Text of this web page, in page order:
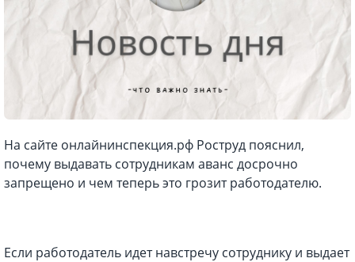
На сайте онлайнинспекция.рф Роструд пояснил,
почему выдавать сотрудникам аванс досрочно
запрещено и чем теперь это грозит работодателю.
Если работодатель идет навстречу сотруднику и выдает